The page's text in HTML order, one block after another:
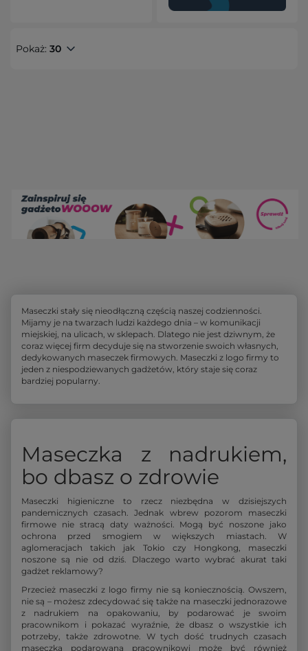
Pokaż: 30
Maseczki stały się nieodłączną częścią naszej codzienności.
Mijamy je na twarzach ludzi każdego dnia – w komunikacji
miejskiej, na ulicach, w sklepach. Dlatego nie jest dziwnym, że
coraz więcej firm decyduje się na stworzenie swoich własnych,
dedykowanych maseczek firmowych. Maseczki z logo firmy to
jeden z niespodziewanych gadżetów, który staje się coraz
bardziej popularny.
Maseczka z nadrukiem,
bo dbasz o zdrowie
Maseczki higieniczne to rzecz niezbędna w dzisiejszych
pandemicznych czasach. Jednak wbrew pozorom maseczki
firmowe nie stracą daty ważności. Mogą być noszone jako
ochrona przed smogiem w większych miastach. W
aglomeracjach takich jak Tokio czy Hongkong, maseczki
noszone są nie od dziś. Dlaczego warto wybrać akurat taki
gadżet reklamowy?
Przecież maseczki z logo firmy nie są koniecznością. Owszem,
nie są – możesz zdecydować się także na maseczki jednorazowe
z nadrukiem na opakowaniu, by podarować je swoim
pracownikom i pokazać wyraźnie, że dbasz o wszystkie ich
potrzeby, także zdrowotne. W tych dość trudnych czasach
maseczka podarowana pracownikowi może być również